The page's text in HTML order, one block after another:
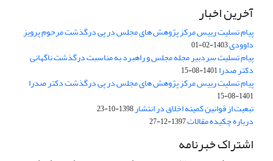
آخرین اخبار
پیام تسلیت رییس مرکز پژوهش های مجلس در پی درگذشت مرحوم پرویز
داوودی1403-02-01
پیام تسلیت سردبیر مجله مجلس و راهبرد به مناسبت درگذشت ناگهانی
دکتر صدرا1401-08-15
پیام تسلیت رییس مرکز پژوهش های مجلس در پی درگذشت دکتر صدرا
1401-08-15
تبعیت از قوانین کمیته اخلاق در انتشار1398-10-23
درباره چکیده مقالات1397-12-27
اشتراک خبرنامه